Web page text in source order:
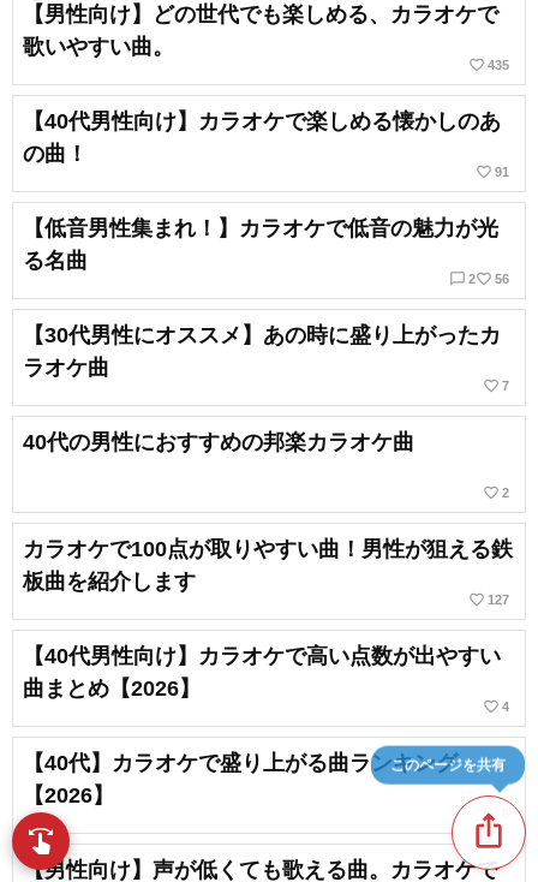
【男性向け】どの世代でも楽しめる、カラオケで
歌いやすい曲。
favorite_border 435
【40代男性向け】カラオケで楽しめる懐かしのあ
の曲！
favorite_border 91
【低音男性集まれ！】カラオケで低音の魅力が光
る名曲
chat_bubble_outline 2favorite_border 56
【30代男性にオススメ】あの時に盛り上がったカ
ラオケ曲
favorite_border 7
40代の男性におすすめの邦楽カラオケ曲
favorite_border 2
カラオケで100点が取りやすい曲！男性が狙える鉄
板曲を紹介します
favorite_border 127
【40代男性向け】カラオケで高い点数が出やすい
曲まとめ【2026】
favorite_border 4
【40代】カラオケで盛り上がる曲ランキング
【2026】
favorite_border
【男性向け】声が低くても歌える曲。カラオケで
ios_share
このページを共有
swipe 指先で音楽をブラウズ